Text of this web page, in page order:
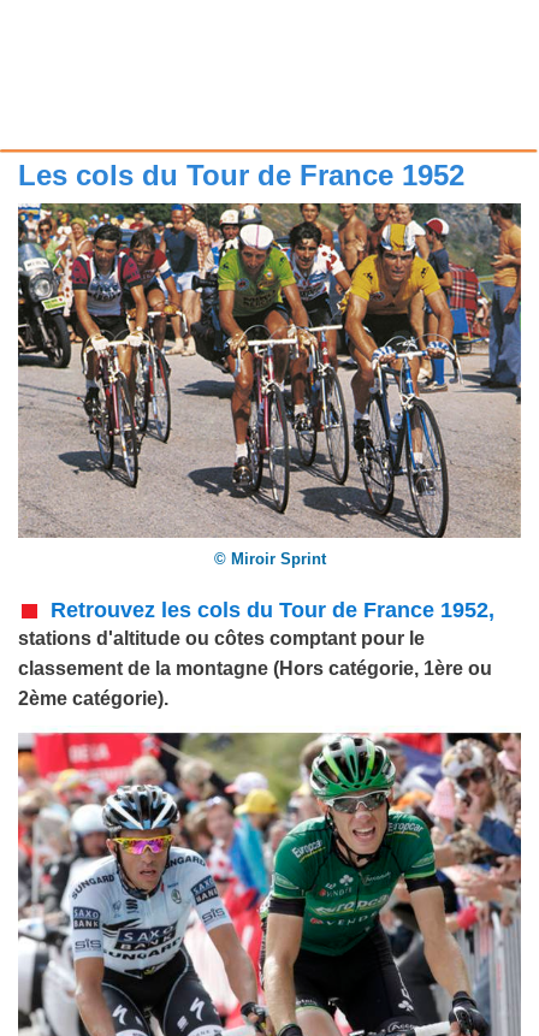
Les cols du Tour de France 1952
© Miroir Sprint
Retrouvez les cols du Tour de France 1952,
stations d'altitude ou côtes comptant pour le
classement de la montagne (Hors catégorie, 1ère ou
2ème catégorie).